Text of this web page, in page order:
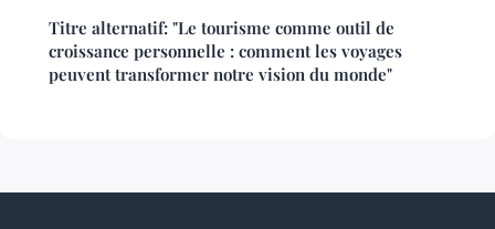
Titre alternatif: "Le tourisme comme outil de
croissance personnelle : comment les voyages
peuvent transformer notre vision du monde"